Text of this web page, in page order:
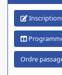
Ordre